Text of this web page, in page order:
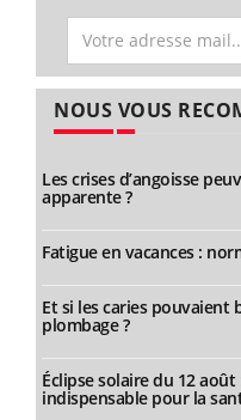
NOUS VOUS
Les crises d’angoisse
apparente ?
Fatigue en vacances :
Et si les caries
plombage ?
Éclipse solaire du 12 août
indispensable pour la